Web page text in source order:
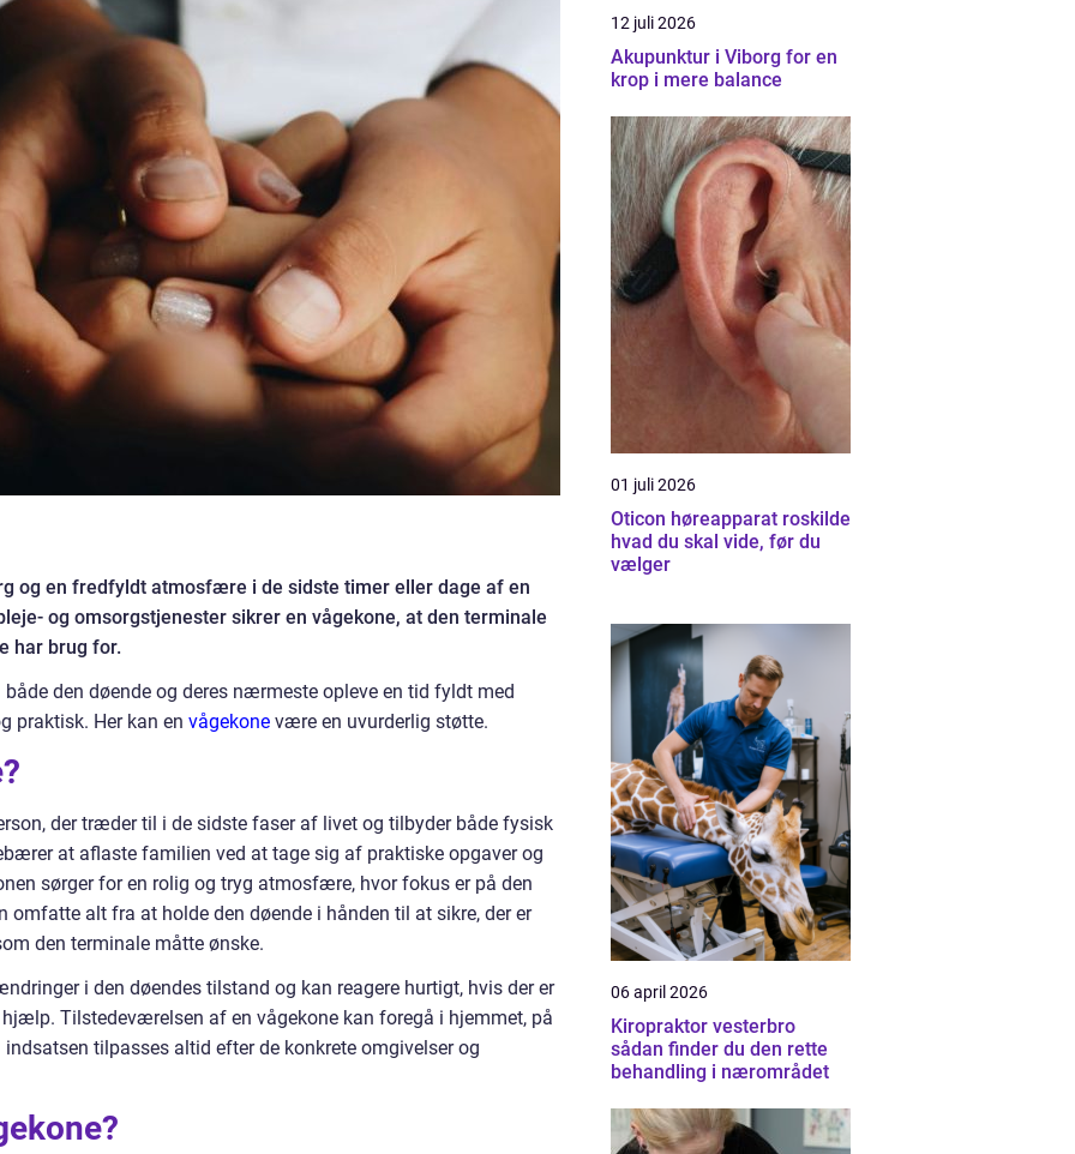
og en fredfyldt atmosfære i de sidste timer eller dage af en
og omsorgstjenester sikrer en vågekone, at den terminale
har brug for.
den døende og deres nærmeste opleve en tid fyldt med
praktisk. Her kan en vågekone være en uvurderlig støtte.
der træder til i de sidste faser af livet og tilbyder både fysisk
at aflaste familien ved at tage sig af praktiske opgaver og
sørger for en rolig og tryg atmosfære, hvor fokus er på den
omfatte alt fra at holde den døende i hånden til at sikre, der er
den terminale måtte ønske.
i den døendes tilstand og kan reagere hurtigt, hvis der er
Tilstedeværelsen af en vågekone kan foregå i hjemmet, på
tilpasses altid efter de konkrete omgivelser og
12 juli 2026
Akupunktur i Viborg for en
krop i mere balance
01 juli 2026
Oticon høreapparat roskilde
hvad du skal vide, før du
vælger
06 april 2026
Kiropraktor vesterbro
sådan finder du den rette
behandling i nærområdet